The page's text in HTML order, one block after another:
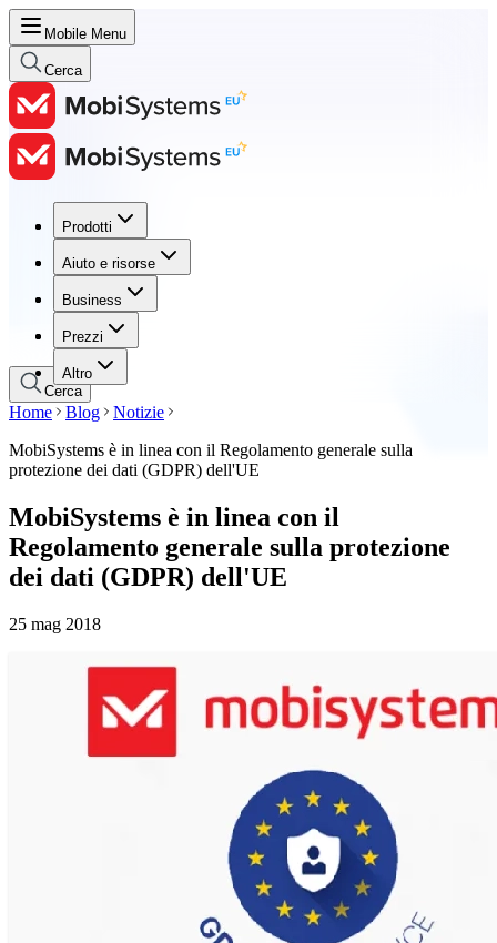
Mobile Menu
Cerca
Prodotti
Aiuto e risorse
Business
Prezzi
Altro
Prodotti
Aiuto e risorse
Business
Prezzi
Cerca
Home Blog
Notizie
MobiSystems è in linea con il Regolamento generale sulla
protezione dei dati (GDPR) dell'UE
MobiSystems è in linea con il
Regolamento generale sulla protezione
dei dati (GDPR) dell'UE
25 mag 2018